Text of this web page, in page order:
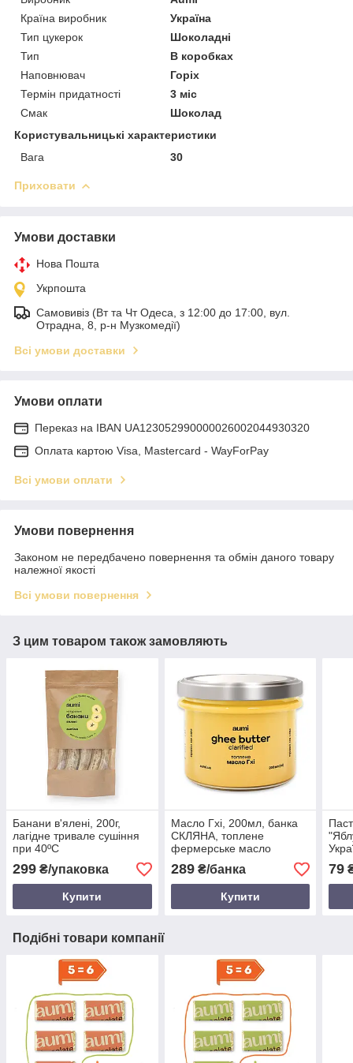
Країна виробник
Україна
Тип цукерок
Шоколадні
Тип
В коробках
Наповнювач
Горіх
Термін придатності
3 міс
Смак
Шоколад
Користувальницькі характеристики
Вага
30
Приховати
Умови доставки
Нова Пошта
Укрпошта
Самовивіз (Вт та Чт Одеса, з 12:00 до 17:00, вул.
Отрадна, 8, р-н Музкомедії)
Всі умови доставки
Умови оплати
Переказ на IBAN UA123052990000026002044930320
Оплата картою Visa, Mastercard - WayForPay
Всі умови оплати
Умови повернення
Законом не передбачено повернення та обмін даного товару
належної якості
Всі умови повернення
З цим товаром також замовляють
Банани в'ялені, 200г,
лагідне тривале сушіння
при 40ºC
299 ₴/упаковка
Купити
Масло Гхі, 200мл, банка
СКЛЯНА, топлене
фермерське масло
289₴/банка
Купити
79
Подібні товари компанії